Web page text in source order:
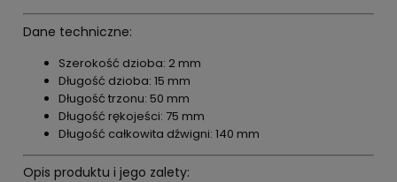
Dane techniczne:
Szerokość dzioba: 2 mm
Długość dzioba: 15 mm
Długość trzonu: 50 mm
Długość rękojeści: 75 mm
Długość całkowita dźwigni: 140 mm
Opis produktu i jego zalety: